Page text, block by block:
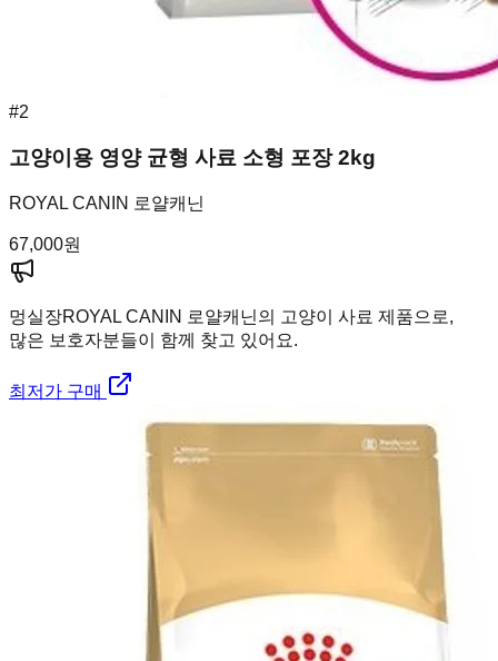
#2
고양이용 영양 균형 사료 소형 포장 2kg
ROYAL CANIN 로얄캐닌
67,000원
멍실장ROYAL CANIN 로얄캐닌의 고양이 사료 제품으로,
많은 보호자분들이 함께 찾고 있어요.
최저가 구매